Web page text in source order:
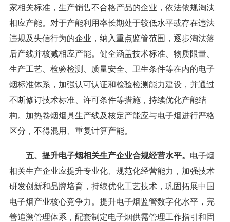
家相关标准，生产销售不合格产品的企业，依法依规淘汰
相应产能。对于产能利用率长期处于较低水平或存在违法
违规及失信行为的企业，纳入重点监管范围，逐步淘汰落
后产线并核减相应产能。健全涵盖技术标准、物质限量、
生产工艺、检验检测、质量安全、卫生条件等在内的电子
烟标准体系，加强认可认证和检验检测能力建设，并通过
不断修订技术标准、许可条件等措施，持续优化产能结
构。加热卷烟烟具生产线及核定产能应与电子烟进行严格
区分，不得混用、重复计算产能。
五、提升电子烟相关生产企业合规经营水平。 电子烟
相关生产企业应提升专业化、规范化经营能力，加强技术
研发创新和品牌培育，持续优化工艺技术，巩固拓展中国
电子烟产业核心竞争力。提升电子烟监管数字化水平，完
善追溯管理体系，配套制定电子烟供需管理工作指引和固